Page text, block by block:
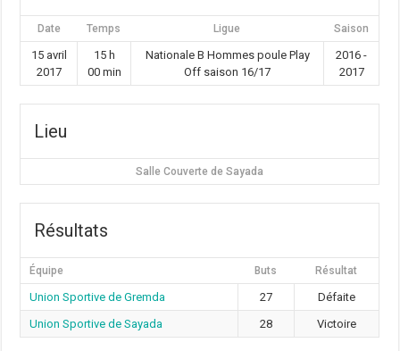
Date Temps Ligue Saison
15 avril
2017
15 h
00 min
Nationale B Hommes poule Play
Off saison 16/17
2016 -
2017
Lieu
Salle Couverte de Sayada
Résultats
Équipe Buts Résultat
Union Sportive de Gremda 27
Défaite
Union Sportive de Sayada
28 Victoire